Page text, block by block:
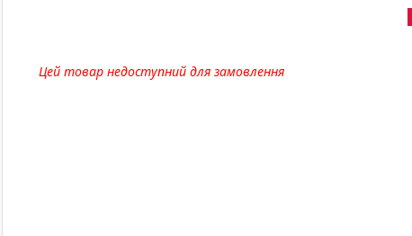
Цей товар недоступний для замовлення